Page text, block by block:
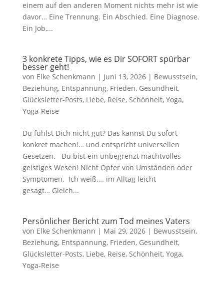
einem auf den anderen Moment nichts mehr ist wie
davor… Eine Trennung. Ein Abschied. Eine Diagnose.
Ein Job,...
3 konkrete Tipps, wie es Dir SOFORT spürbar
besser geht!
von Elke Schenkmann | Juni 13, 2026| Bewusstsein,
Beziehung, Entspannung, Frieden, Gesundheit,
Glücksletter-Posts, Liebe, Reise, Schönheit, Yoga,
Yoga-Reise
Du fühlst Dich nicht gut? Das kannst Du sofort
konkret machen!… und entspricht universellen
Gesetzen. Du bist ein unbegrenzt machtvolles
geistiges Wesen! Nicht Opfer von Umständen oder
Symptomen. Ich weiß…. im Alltag leicht
gesagt… Gleich...
Persönlicher Bericht zum Tod meines Vaters
von Elke Schenkmann | Mai 29, 2026| Bewusstsein,
Beziehung, Entspannung, Frieden, Gesundheit,
Glücksletter-Posts, Liebe, Reise, Schönheit, Yoga,
Yoga-Reise